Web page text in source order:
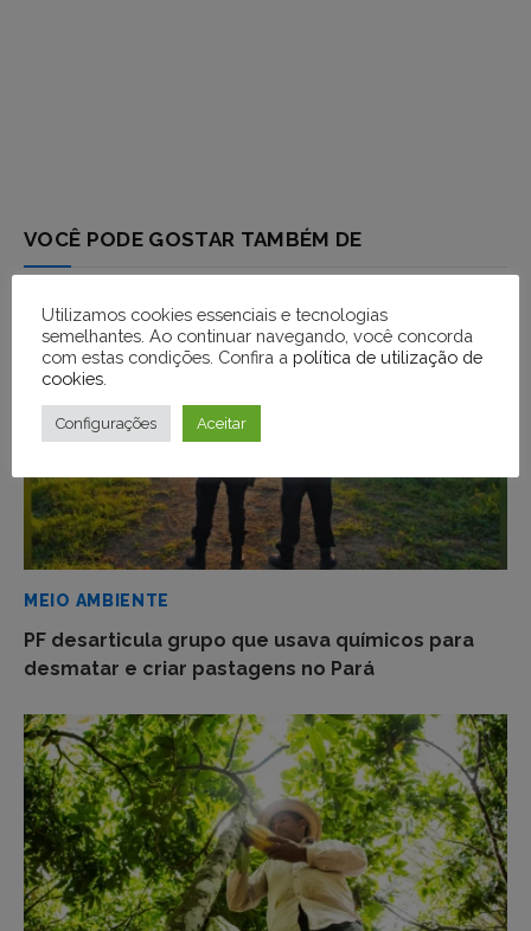
VOCÊ PODE GOSTAR TAMBÉM DE
MEIO AMBIENTE
PF desarticula grupo que usava químicos para
desmatar e criar pastagens no Pará
Utilizamos cookies essenciais e tecnologias
semelhantes. Ao continuar navegando, você concorda
com estas condições. Confira a política de utilização de
cookies
Configurações Aceitar